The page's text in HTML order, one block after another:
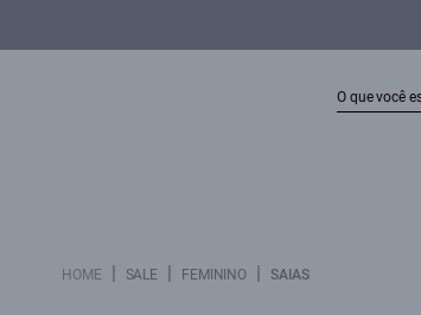
HOME | SALE | FEMININO | SAIAS